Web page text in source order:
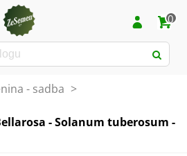
0
- sadba >
- Solanum tuberosum -